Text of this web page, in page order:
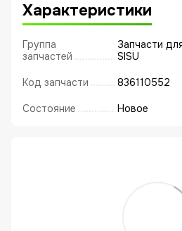
Характеристики
Группа
запчастей
Запчасти
SISU
Код запчасти 836110552
Состояние Новое